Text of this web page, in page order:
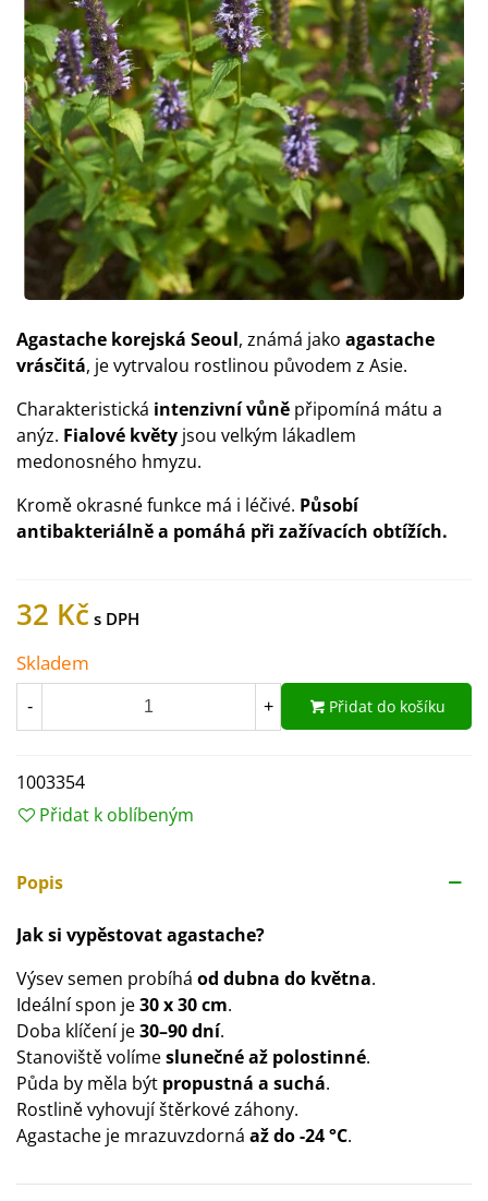
Agastache korejská Seoul, známá jako agastache
vrásčitá, je vytrvalou rostlinou původem z Asie.
Charakteristická intenzivní vůně připomíná mátu a
anýz. Fialové květy jsou velkým lákadlem
medonosného hmyzu.
Kromě okrasné funkce má i léčivé. Působí
antibakteriálně a pomáhá při zažívacích obtížích.
32 Kč
Skladem
- + Přidat do košíku
1003354
Přidat k oblíbeným
Popis
Jak si vypěstovat agastache?
Výsev semen probíhá od dubna do května.
Ideální spon je30 x 30 cm.
Doba klíčení je30–90 dní.
Stanoviště volímeslunečné až polostinné.
Půda by měla být propustná a suchá.
Rostlině vyhovují štěrkové záhony.
Agastache je mrazuvzdorná až do -24 °C.